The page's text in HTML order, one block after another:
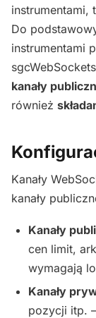
instrumentami,
Do
instrumentami
kanały
również
Kanały
kanały
Kanały
cen limit,
wymagają
Kanały
pozycji itp.